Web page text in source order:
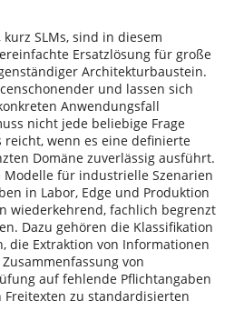
SLMs, sind in diesem
Ersatzlösung für große
Architekturbaustein.
und lassen sich
Anwendungsfall
nicht jede beliebige Frage
reicht, wenn es eine definierte
Domäne zuverlässig ausführt.
Modelle für industrielle Szenarien
in Labor, Edge und Produktion
wiederkehrend, fachlich begrenzt
Dazu gehören die Klassifikation
die Extraktion von Informationen
von
auf fehlende Pflichtangaben
zu standardisierten